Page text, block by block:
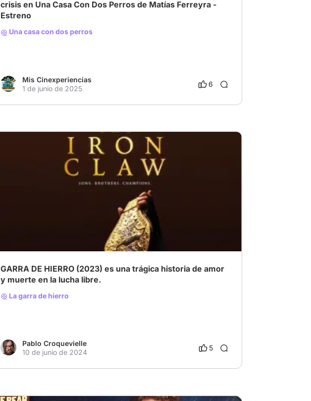
crisis en Una Casa Con Dos Perros de Matías Ferreyra -
Estreno
Una casa con dos perros
Mis Cinexperiencias
1 de junio de 2025
6
# Crimen
GARRA DE HIERRO (2023) es una trágica historia de amor
y muerte en la lucha libre.
La garra de hierro
Pablo Croquevielle
10 de junio de 2024
5